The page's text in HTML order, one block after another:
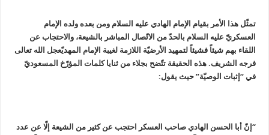
تمثّل هذا الأمر بقيام الإمام الهادي عليه السلام ومن بعده ولده الإمام
العسكريّّ عليه السلام بالحدّ من الاتّصال المباشر بالشيعة، والاحتجاب عن
اللقاء بهم شيئاً فشيئاً لتمهيد الأرضيّة اللازمة لغيبة الإمام المهديّعجل الله تعالى
فرجه الشريف. هذه الحقيقة تتّضح بجلاء من ثنايا كلمات المؤرّخ المسعوديّ
في “إثبات الوصيّة” حيث يقول:
“إنّ أبا الحسن الهادي صاحب العسكر احتجب عن كثير من الشيعة إلّا عن عدد